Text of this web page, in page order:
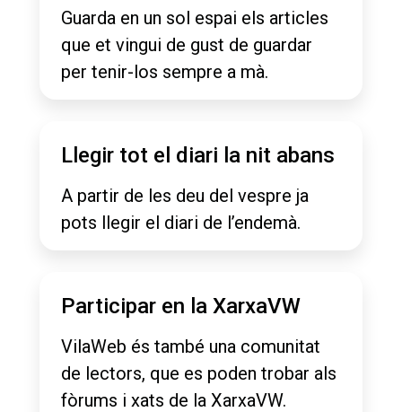
Guarda en un sol espai els articles
que et vingui de gust de guardar
per tenir-los sempre a mà.
Llegir tot el diari la nit abans
A partir de les deu del vespre ja
pots llegir el diari de l’endemà.
Participar en la XarxaVW
VilaWeb és també una comunitat
de lectors, que es poden trobar als
fòrums i xats de la XarxaVW.